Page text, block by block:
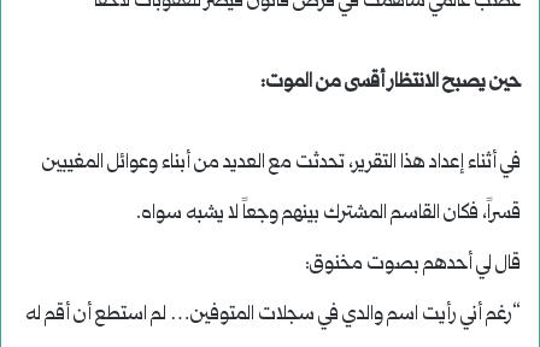
حين يصبح الانتظار أقسى من الموت:
في أثناء إعداد هذا التقرير، تحدثت مع العديد من أبناء وعوائل المغيبين
قسراً، فكان القاسم المشترك بينهم وجعاً لا يشبه سواه.
قال لي أحدهم بصوت مخنوق:
“رغم أني رأيت اسم والدي في سجلات المتوفين… لم استطع أن أقم له